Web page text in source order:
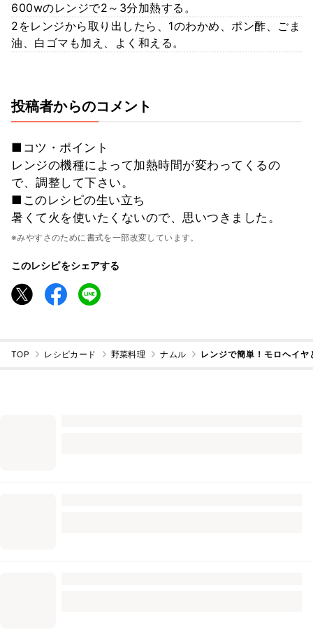
600wのレンジで2～3分加熱する。
2をレンジから取り出したら、1のわかめ、ポン酢、ごま
油、白ゴマも加え、よく和える。
投稿者からのコメント
■コツ・ポイント
レンジの機種によって加熱時間が変わってくるの
で、調整して下さい。
■このレシピの生い立ち
暑くて火を使いたくないので、思いつきました。
※みやすさのために書式を一部改変しています。
このレシピをシェアする
TOP レシピカード 野菜料理 ナムル レンジで簡単！モロヘイ